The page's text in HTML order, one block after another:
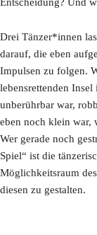
Drei Tänzer*innen
darauf, die eben
Impulsen zu folgen.
lebensrettenden
unberührbar war,
eben noch klein war,
Wer gerade noch
Spiel“ ist die
Möglichkeitsraum
diesen zu gestalten.